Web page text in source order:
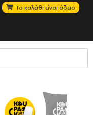
Το καλάθι είναι άδειο